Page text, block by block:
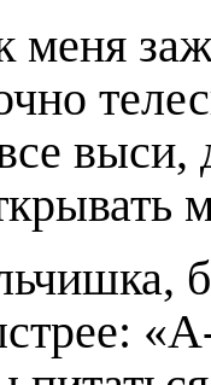
меня
выси,